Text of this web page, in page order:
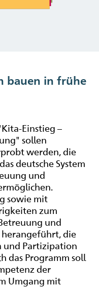
bauen in frühe
Einstieg –
sollen
werden, die
deutsche System
und
sowie mit
zum
und
herangeführt, die
und Partizipation
das Programm soll
der
Umgang mit